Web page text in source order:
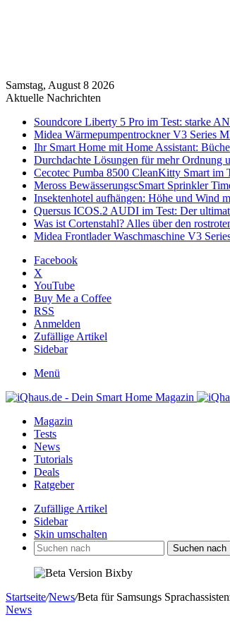
Samstag, August 8 2026
Aktuelle Nachrichten
Soundcore Liberty 5 Pro im Test: starke
Midea Wärmepumpentrockner V3 Series
Ihr Smart Home mit Home Assistant:
Durchdachte Lösungen für mehr Ordnung
Cecotec Pumba 8500 CleanKitty Smart
Meross BewässerungscSmart Sprinkler
Insektenhotel aufhängen: Höhe und Wind
Quersus ICOS.2 AUDI im Test: Der
Was ist Cortenstahl? Alles über den
Midea Frontlader Waschmaschine V3
Facebook
X
YouTube
Buy Me a Coffee
RSS
Anmelden
Zufällige Artikel
Sidebar
Menü
Magazin
Tests
News
Tutorials
Deals
Ratgeber
Zufällige Artikel
Sidebar
Skin umschalten
Suchen nach
Startseite/News/Beta für Samsungs
News